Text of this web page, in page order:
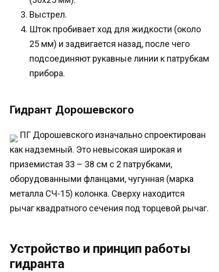
Выстрел.
Шток пробивает ход для жидкости (около
25 мм) и задвигается назад, после чего
подсоединяют рукавные линии к патрубкам
прибора.
Гидрант Дорошевского
ПГ Дорошевского изначально спроектирован
как надземный. Это невысокая широкая и
приземистая 33 – 38 см с 2 патрубками,
оборудованными фланцами, чугунная (марка
металла СЧ-15) колонка. Сверху находится
рычаг квадратного сечения под торцевой рычаг.
Устройство и принцип работы
гидранта